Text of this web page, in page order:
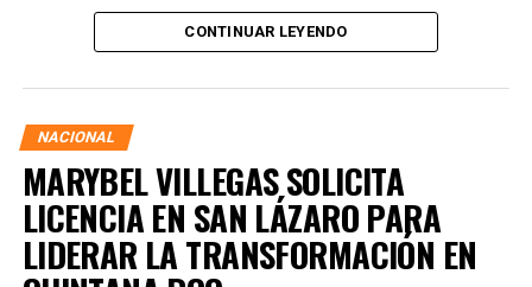
presidenta de la República, Claudia Sheinbaum Pardo,
asegurando que la consolidación del bienestar social
CONTINUAR LEYENDO
NACIONAL
MARYBEL VILLEGAS SOLICITA
LICENCIA EN SAN LÁZARO PARA
LIDERAR LA TRANSFORMACIÓN EN